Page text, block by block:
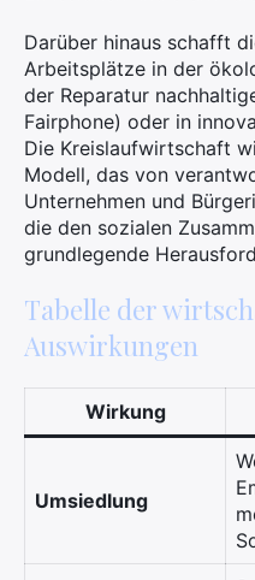
Darüber hinaus schafft
Arbeitsplätze in der
der Reparatur
Fairphone) oder in
Die Kreislaufwirtschaft
Modell, das von
Unternehmen und
die den sozialen
grundlegende
Tabelle der
Auswirkungen
Wirkung
Umsiedlung